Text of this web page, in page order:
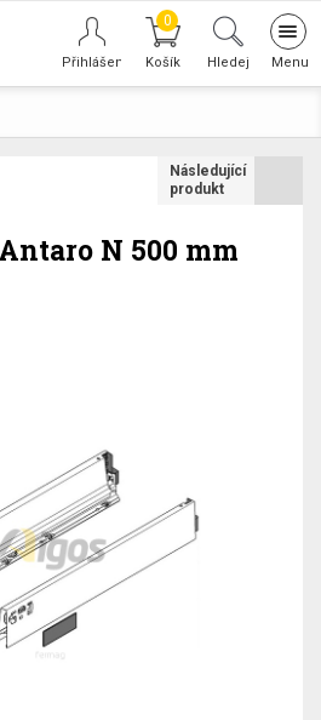
0
Hledej
Následující
produkt
N 500 mm